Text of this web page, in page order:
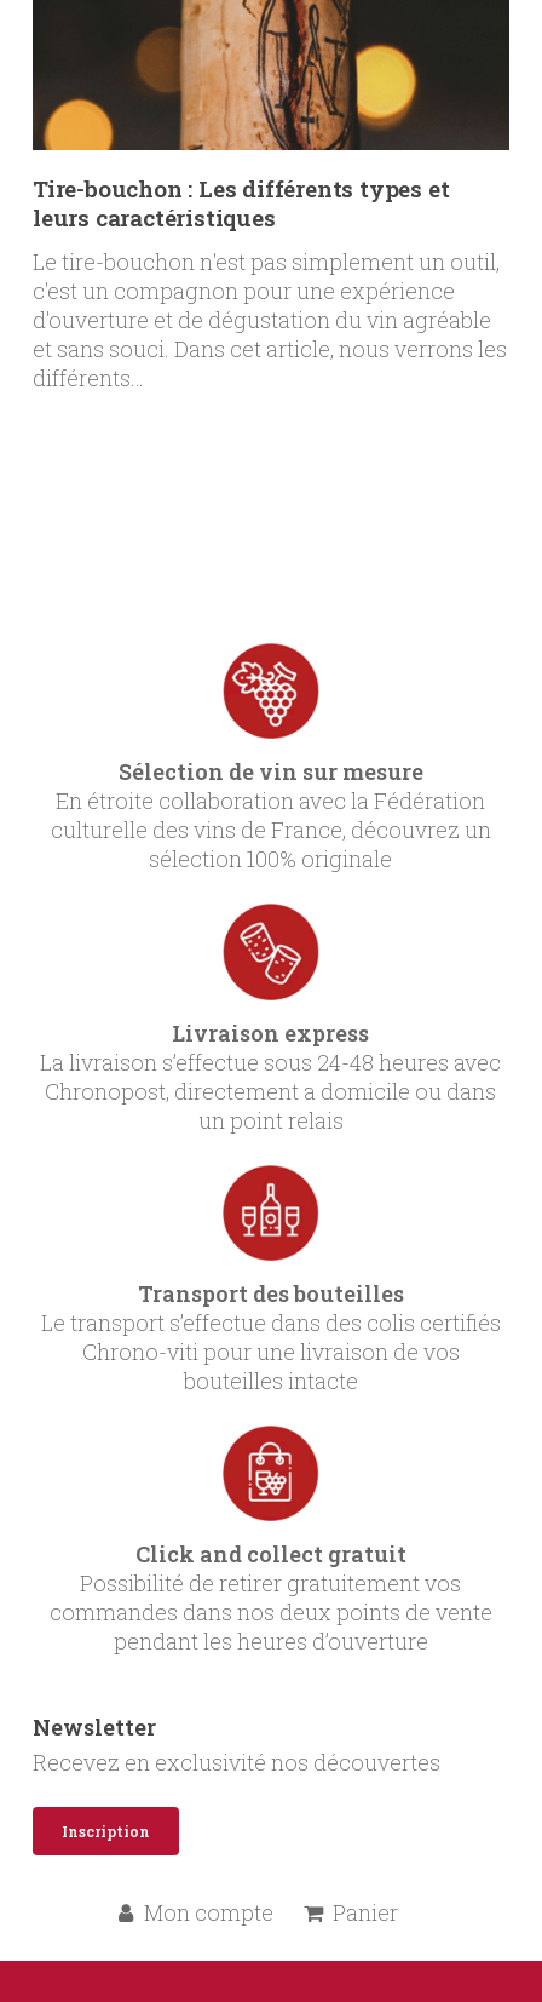
Tire-bouchon : Les différents types et
leurs caractéristiques
Le tire-bouchon n'est pas simplement un outil,
c'est un compagnon pour une expérience
d'ouverture et de dégustation du vin agréable
et sans souci. Dans cet article, nous verrons les
différents…
Sélection de vin sur mesure
En étroite collaboration avec la Fédération
culturelle des vins de France, découvrez un
sélection 100% originale
Livraison express
La livraison s’effectue sous 24-48 heures avec
Chronopost, directement a domicile ou dans
un point relais
Transport des bouteilles
Le transport s’effectue dans des colis certifiés
Chrono-viti pour une livraison de vos
bouteilles intacte
Click and collect gratuit
Possibilité de retirer gratuitement vos
commandes dans nos deux points de vente
pendant les heures d’ouverture
Newsletter
Recevez en exclusivité nos découvertes
Inscription
Mon compte Panier